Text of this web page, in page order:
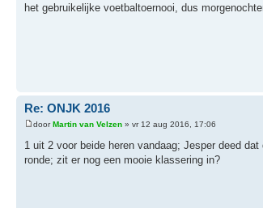
het gebruikelijke voetbaltoernooi, dus
Re: ONJK 2016
doorMartin van Velzen » vr 12 aug 2016, 17:06
1 uit 2 voor beide heren vandaag; Jesper deed
ronde; zit er nog een mooie klassering in?